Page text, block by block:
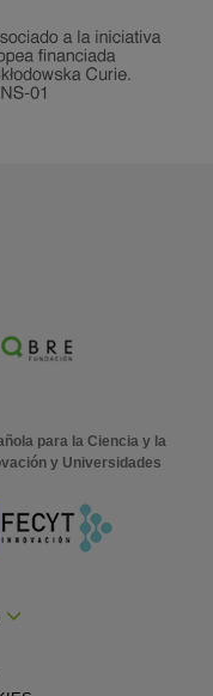
para la Ciencia y la
y Universidades